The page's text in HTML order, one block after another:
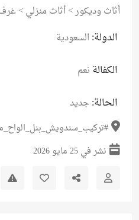
أثاث وديكور>أثاث منزلي>
الدولة: السعودية
الكفالة نعم
الحالة:جديد
نشر في 25 مايو 2026